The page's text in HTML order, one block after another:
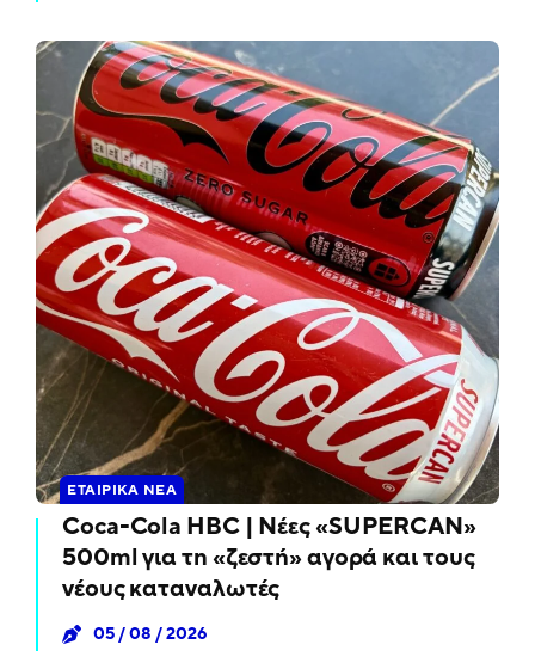
ΕΤΑΙΡΙΚΆ ΝΈΑ
Coca-Cola HBC | Νέες «SUPERCAN»
500ml για τη «ζεστή» αγορά και τους
νέους καταναλωτές
05 / 08 / 2026